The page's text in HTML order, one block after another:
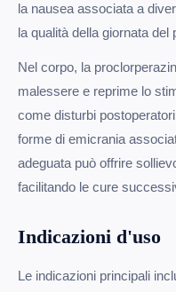
la nausea associata a
la qualità della giornata del
Nel corpo, la
malessere e reprime lo
come disturbi
forme di emicrania
adeguata può offrire
facilitando le cure
Indicazioni d'uso
Le indicazioni principali